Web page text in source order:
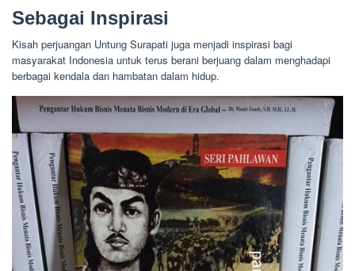
Sebagai Inspirasi
Kisah perjuangan Untung Surapati juga menjadi inspirasi bagi
masyarakat Indonesia untuk terus berani berjuang dalam menghadapi
berbagai kendala dan hambatan dalam hidup.